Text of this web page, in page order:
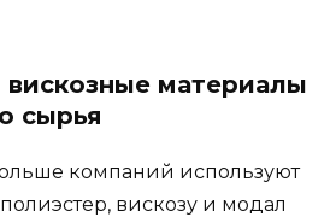
материалы
сырья
компаний используют
вискозу и модал